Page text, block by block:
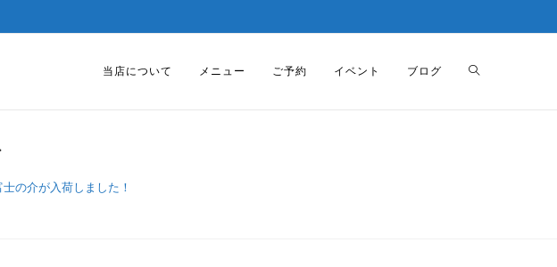
当店について メニュー ご予約 イベント ブログ
の介が入荷しました！